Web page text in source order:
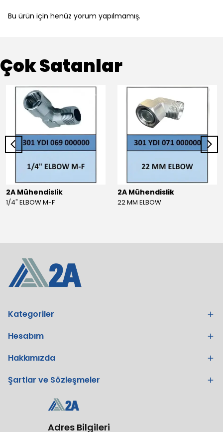
Bu ürün için henüz yorum yapılmamış.
Çok Satanlar
2A Mühendislik
1/4" ELBOW M-F
2A Mühendislik
22 MM ELBOW
Kategoriler
Hesabım
Hakkımızda
Şartlar ve Sözleşmeler
Adres Bilgileri